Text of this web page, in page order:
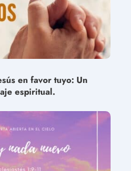
en favor tuyo: Un
espiritual.